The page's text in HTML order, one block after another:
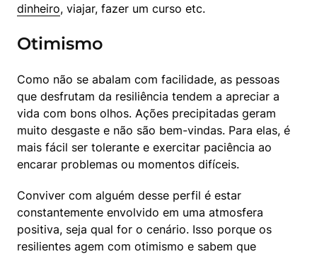
dinheiro, viajar, fazer um curso etc.
Otimismo
Como não se abalam com facilidade, as pessoas
que desfrutam da resiliência tendem a apreciar a
vida com bons olhos. Ações precipitadas geram
muito desgaste e não são bem-vindas. Para elas, é
mais fácil ser tolerante e exercitar paciência ao
encarar problemas ou momentos difíceis.
Conviver com alguém desse perfil é estar
constantemente envolvido em uma atmosfera
positiva, seja qual for o cenário. Isso porque os
resilientes agem com otimismo e sabem que